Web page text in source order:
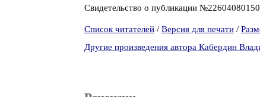
Свидетельство о публикации
Список читателей / Версия для печати /
Другие произведения автора Кабердин